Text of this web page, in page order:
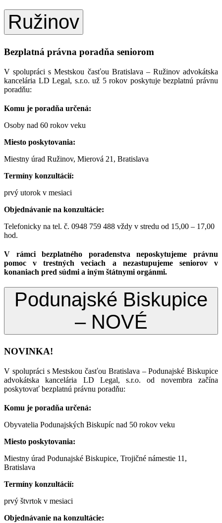
Ružinov
Bezplatná právna poradňa seniorom
V spolupráci s Mestskou časťou Bratislava – Ružinov advokátska
kancelária LD Legal, s.r.o. už 5 rokov poskytuje bezplatnú právnu
poradňu:
Komu je poradňa určená:
Osoby nad 60 rokov veku
Miesto poskytovania:
Miestny úrad Ružinov, Mierová 21, Bratislava
Termíny konzultácií:
prvý utorok v mesiaci
Objednávanie na konzultácie:
Telefonicky na tel. č. 0948 759 488 vždy v stredu od 15,00 – 17,00
hod.
V rámci bezplatného poradenstva neposkytujeme právnu
pomoc v trestných veciach a nezastupujeme seniorov v
konaniach pred súdmi a iným štátnymi orgánmi.
Podunajské Biskupice
– NOVÉ
NOVINKA!
V spolupráci s Mestskou časťou Bratislava – Podunajské Biskupice
advokátska kancelária LD Legal, s.r.o. od novembra začína
poskytovať bezplatnú právnu poradňu:
Komu je poradňa určená:
Obyvatelia Podunajských Biskupíc nad 50 rokov veku
Miesto poskytovania:
Miestny úrad Podunajské Biskupice, Trojičné námestie 11,
Bratislava
Termíny konzultácií:
prvý štvrtok v mesiaci
Objednávanie na konzultácie: